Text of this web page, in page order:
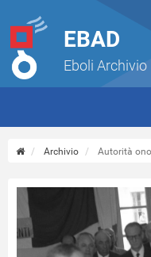
EBAD
Eboli
Archivio Autorità